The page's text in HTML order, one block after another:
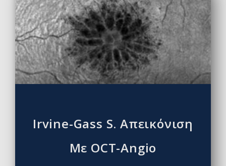
Irvine-Gass S. Απεικόνιση
Με OCT-Angio